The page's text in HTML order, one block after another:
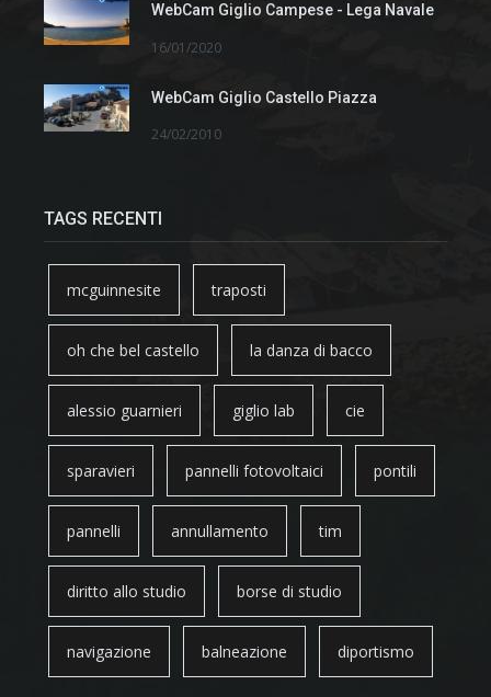
WebCam Giglio Campese - Lega Navale
16/01/2020
WebCam Giglio Castello Piazza
24/02/2010
TAGS RECENTI
mcguinnesite traposti
oh che bel castello la danza di bacco
alessio guarnieri giglio lab cie
sparavieri pannelli fotovoltaici pontili
pannelli annullamento tim
diritto allo studio borse di studio
navigazione balneazione diportismo